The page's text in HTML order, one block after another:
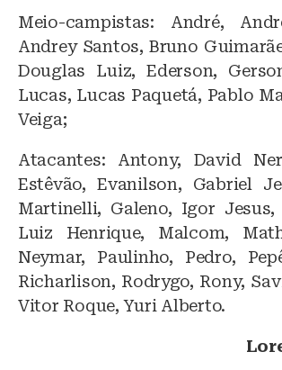
Meio-campistas: André,
Andrey Santos, Bruno
Douglas Luiz, Ederson,
Lucas, Lucas Paquetá, Pablo
Veiga;
Atacantes: Antony, David
Estêvão, Evanilson, Gabriel
Martinelli, Galeno, Igor Jesus,
Luiz Henrique, Malcom,
Neymar, Paulinho, Pedro,
Richarlison, Rodrygo, Rony,
Vitor Roque, Yuri Alberto.